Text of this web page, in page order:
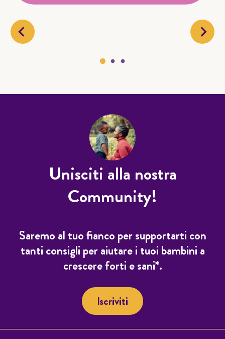
Unisciti alla nostra
Community!
Saremo al tuo fianco per supportarti con
tanti consigli per aiutare i tuoi bambini a
crescere forti e sani*.
Iscriviti